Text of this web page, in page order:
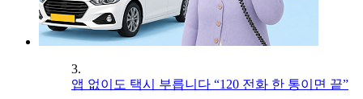
3.
앱 없이도 택시 부릅니다 “120 전화 한 통이면 끝”